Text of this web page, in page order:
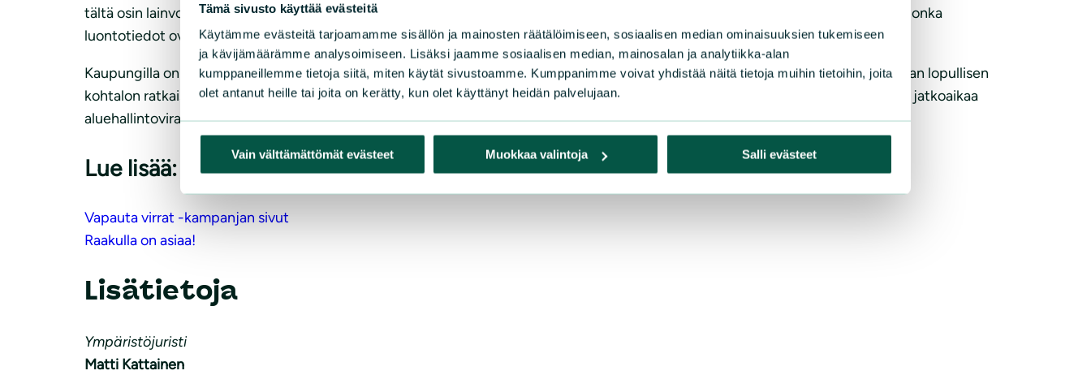
Tämä sivusto käyttää evästeitä
Käytämme evästeitä tarjoamamme sisällön ja mainosten räätälöimiseen, sosiaalisen median ominaisuuksien tukemiseen
ja kävijämäärämme analysoimiseen. Lisäksi jaamme sosiaalisen median, mainosalan ja analytiikka-alan
kumppaneillemme tietoja siitä, miten käytät sivustoamme. Kumppanimme voivat yhdistää näitä tietoja muihin tietoihin, joita
olet antanut heille tai joita on kerätty, kun olet käyttänyt heidän palvelujaan.
Vain välttämättömät evästeet Muokkaa valintoja Salli evästeet
tältä osin lainvoiman. Yleiskaavaan ja vesitalouslupaan liittyy 2000-luvun alussa toteutettu ympäristövaikutusten arviointi (YVA), jonka
luontotiedot ovat vanhentuneet ja puutteelliset.
Kaupungilla on nyt vireillä Sierilän asemakaavaehdotus, joka käsitellään Rovaniemen kaupunginhallituksessa 15. maaliskuuta. Kaavan lopullisen
kohtalon ratkaisee kaupunginvaltuusto. Yhtiön vesitalouslupa vanhenee 21. toukokuuta ja yhtiö on hakenut siihen kolmen vuoden jatkoaikaa
aluehallintovirastolta.
Lue lisää:
Vapauta virrat -kampanjan sivut
Raakulla on asiaa!
Lisätietoja
Ympäristöjuristi
Matti Kattainen